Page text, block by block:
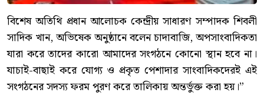
বিশেষ অতিথি প্রধান আলোচক কেন্দ্রীয় সাধারণ সম্পাদক শিবলী
সাদিক খান, অভিষেক অনুষ্ঠানে বলেন চাদাবাজি, অপসাংবাদিকতা
যারা করে তাদের কারো আমাদের সংগঠনে কোনো স্থান হবে না।
যাচাই-বাছাই করে যোগ্য ও প্রকৃত পেশাদার সাংবাদিকদেরই এই
সংগঠনের সদস্য ফরম পুরণ করে তালিকায় অন্তর্ভুক্ত করা হয়।”